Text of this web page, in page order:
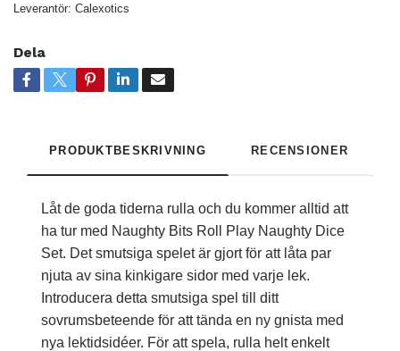
Leverantör: Calexotics
Dela
PRODUKTBESKRIVNING RECENSIONER
Låt de goda tiderna rulla och du kommer alltid att
ha tur med Naughty Bits Roll Play Naughty Dice
Set. Det smutsiga spelet är gjort för att låta par
njuta av sina kinkigare sidor med varje lek.
Introducera detta smutsiga spel till ditt
sovrumsbeteende för att tända en ny gnista med
nya lektidsidéer. För att spela, rulla helt enkelt